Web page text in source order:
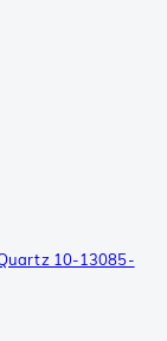
Quartz 10-13085-